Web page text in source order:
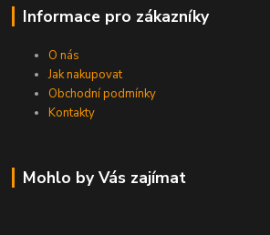
Informace pro zákazníky
O nás
Jak nakupovat
Obchodní podmínky
Kontakty
Mohlo by Vás zajímat